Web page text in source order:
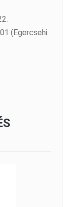
(Egercsehi